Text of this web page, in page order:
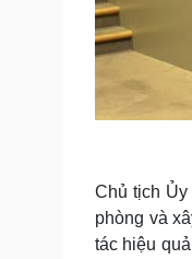
Chủ tịch
phòng và
tác hiệu